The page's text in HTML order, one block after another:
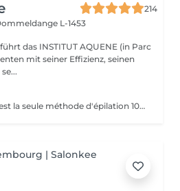
214
L-1453
das INSTITUT AQUENE (in Parc
mit seiner Effizienz, seinen
Depuis 1875, l'électrolyse est la seule méthode d'épilation 100% définitive reconnue par les agences de réglementation gouvernementales. Toutes les couleurs de peau et de poil ainsi que toutes les régions peuvent être traitées efficacement et sans aucun compromis. Apilus offre une technologie avancée qui a fait ses preuves en épilation. Déjà utilisés par des milliers de centres à travers le monde entier, les appareils d'électrolyse Apilus offrent des traitements plus efficaces, plus confortables, et des résultats complètement définitifs beaucoup plus rapidement que tout autre système d'épilation. N'hésitez pas à nous contacter pour de plus amples informations.